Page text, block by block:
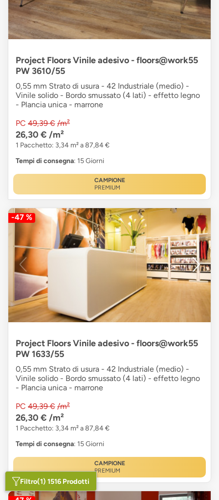
Project Floors Vinile adesivo - floors@work55
PW 3610/55
0,55 mm Strato di usura - 42 Industriale (medio) -
Vinile solido - Bordo smussato (4 lati) - effetto legno
- Plancia unica - marrone
PC 49,39 € /m²
26,30 € /m²
1 Pacchetto: 3,34 m² a 87,84 €
Tempi di consegna: 15 Giorni
CAMPIONE
PREMIUM
-47 %
Project Floors Vinile adesivo - floors@work55
PW 1633/55
0,55 mm Strato di usura - 42 Industriale (medio) -
Vinile solido - Bordo smussato (4 lati) - effetto legno
- Plancia unica - marrone
PC 49,39 € /m²
26,30 € /m²
1 Pacchetto: 3,34 m² a 87,84 €
Tempi di consegna: 15 Giorni
CAMPIONE
PREMIUM
Filtro(1) 1516 Prodotti